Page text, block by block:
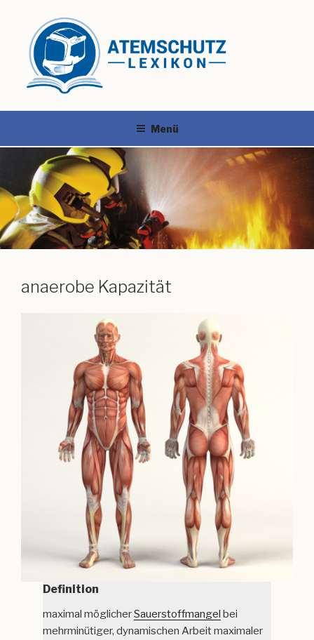
Menü
anaerobe Kapazität
Definition
maximal möglicherSauerstoffmangel bei
mehrminütiger, dynamischen Arbeit maximaler